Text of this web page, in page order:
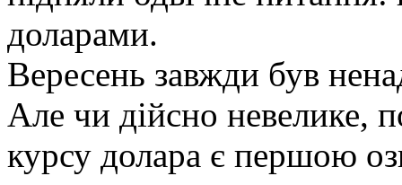
доларами.
Вересень завжди був
Але чи дійсно невелике,
курсу долара є першою